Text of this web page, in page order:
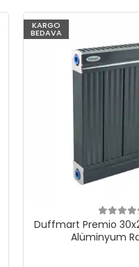
KARGO
BEDAVA
Duffmart Premio
Alüminyum